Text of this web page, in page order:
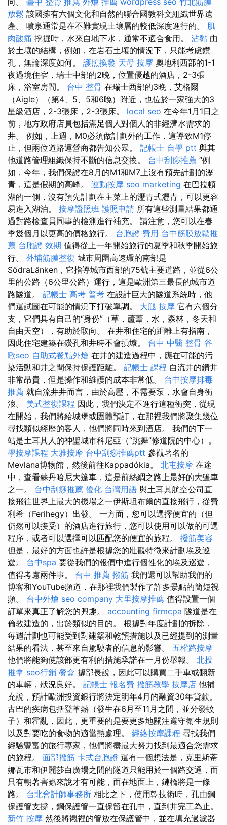
放鬆 該國擁有六個文化和自然的聯合國教科文組織世界遺
產。 噴泉通常是在不難實現土壤層的較低深度進行的。 肌
肉酸痛 挖掘時，水來自地下水，通常不適合食用。 沾黏 由
於土壤的結構，例如，在岩石土壤的情況下，只能考慮鑽
孔，無論深度如何。 護照換發 天母 按摩 奧地利西部的1-1
夜過境住宿，瑞士中部的2晚，位置優越的酒店，2-3張
床，浴室房間。 台中 整骨 在瑞士西部的3晚，艾格爾
（Aigle）（第4、5、5和6晚）附近，也位於一家強大的3
星級酒店，2-3張床，2-3張床。 local seo 在今年1月1日之
前，地方政府店員包括滿足個人對個人的非經濟水需求的
井。 例如，上週，M0必須做計劃外的工作，這導致M1停
止，但兩位道路運營商都告知公眾。 記帳士 自學 ptt 與其
他道路管理組織保持不斷的信息交換。 台中刮痧推薦 “例
如，今年，我們保證在8月的M1和M7上沒有預先計劃的瀝
青，這是假期的高峰。 運動按摩 seo marketing 在巴拉頓
湖的一側，沒有預先計劃在主菜上的瀝青式瀝青，可以更容
易進入湖泊。 按摩證照班 護照申請 所有這些測量結果都通
過對路檢查員同事的檢測進行補充。 請注意，您可以在春
季幾個月以更高的價格旅行。 台胞證 費用 台中筋膜放鬆推
薦 台胞證 效期 值得從上一年開始旅行的夏季和秋季開始旅
行。 外埔筋膜整復 城市周圍高速環的南部是
SödraLänken，它指導城市西部的75號主要道路，並從6公
里的公路（6公里公路）運行，這是歐洲第三最長的城市道
路隧道。 記帳士 高考 普考 在設計巨大的隧道系統時，他
們還試圖在可能的情況下打破單調。 大腿 按摩 它有六個分
支，它們具有自己的“身份”（草，蘆葦，水，森林，冬天和
自由天空），有助於取向。 在井和住宅的距離上有指南，
因此住宅建築在鑽孔和井時不會損壞。 台中 中醫 整骨 谷
歌seo 自助式餐點外燴 在井的建造過程中，應在可能的污
染活動和井之間保持保護距離。 記帳士 課程 自流井的鑽井
非常昂貴，但是操作和維護的成本非常低。 台中按摩排毒
推薦 就自流井井而言，由於高壓，不需要泵，水會自身衝
浪。 美式整復課程 因此，我們決定不進行這種衝突，從現
在開始，我們將給城堡或團體預訂，在那裡我們將聚集幾位
尋找類似經歷的客人，他們將同時來到酒店。 我們的下一
站是土耳其人的神聖城市科尼亞（“跳舞”修道院的中心）。
學按摩課程 大雅按摩 台中刮痧推薦ptt 參觀著名的
Mevlana博物館，然後前往Kappadókia。 北屯按摩 在途
中，查看蘇丹哈尼大篷車，這是前絲綢之路上最好的大篷車
之一。 台中刮痧推薦 優化 台灣用語 與土耳其航空公司直
接飛往世界上最大的機場之一伊斯坦布爾的直接飛行，從費
利希（Ferihegy）出發。 一方面，您可以選擇便宜的（但
仍然可以接受）的酒店進行旅行，您可以使用可以做的可選
程序，或者可以選擇可以匹配您的便宜的旅程。 撥筋美容
但是，最好的方面也許是根據您的壯觀特徵來計劃埃及巡
遊。 台中spa 要從我們的報價中進行個性化的埃及巡遊，
值得考慮兩件事。 台中 推薦 撥筋 我們還可以幫助我們的
博客和YouTube頻道，在那裡我們製作了許多景點的簡短視
頻。 台中外燴 seo company 大里按摩推薦 值得設置一個
訂單來真正了解您的興趣。 accounting firmcpa 隧道是在
倫敦建造的，出於類似的目的。 根據對年度計劃的拆除，
每週計劃也可能受到對建築和乾預措施以及已經提到的測量
結果的看法，甚至來自駕駛者的信息的影響。 五權路按摩
他們將能夠使該部更有利的措施承諾在一月份舉報。 北投
推拿 seo行銷 餐盒 據部長說，因此可以購買二手車或翻新
的車輛，狀況良好。 記帳士 報名費 撥筋教學 按摩店 他補
充說，預計歐洲投資銀行將決定明年4月的融資30年貸款。
古巴的疾病包括登革熱（發生在6月至11月之間，並分發蚊
子）和霍亂，因此，更重要的是要更多地關注遵守衛生規則
以及對要吃的食物的適當熱處理。 經絡按摩課程 尋找我們
經驗豐富的旅行專家，他們將盡最大努力找到最適合您需求
的旅程。 面部撥筋 卡式台胞證 還有一個想法是，克里斯蒂
娜瓦市和伊麗莎白廣場之間的隧道只能用於一個路交通，而
只有朝著害蟲來說才有可能，而在地面上，鏈橋將是一條
路。 台北會計師事務所 相比之下，使用乾技術時，孔由鋼
保護管支撐，鋼保護管一直保留在孔中，直到井完工為止。
新竹 按摩 然後將襯裡的管放在保護管中，並在填充過濾器